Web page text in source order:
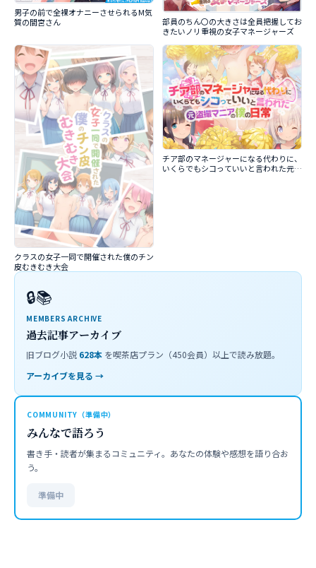
男子の前で全裸オナニーさせられるM気
質の間宮さん
部員のちん〇の大きさは全員把握してお
きたいノリ重視の女子マネージャーズ
クラスの女子一同で開催された僕のチン
皮むきむき大会
チア部のマネージャーになる代わりに、
いくらでもシコっていいと言われた元盗
🔒📚
MEMBERS ARCHIVE
過去記事アーカイブ
旧ブログ小説 628本 を喫茶店プラン（450会員）以上で読み放題。
アーカイブを見る →
COMMUNITY（準備中）
みんなで語ろう
書き手・読者が集まるコミュニティ。あなたの体験や感想を語り合お
う。
準備中